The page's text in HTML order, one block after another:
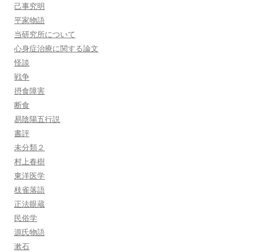
己事究明
平家物語
当研究所について
心身症治療に関する論文
怪談
戦争
摂食障害
断食
易陰陽五行説
書評
未分類２
村上春樹
東洋医学
枝雀落語
正法眼蔵
民俗学
源氏物語
漱石